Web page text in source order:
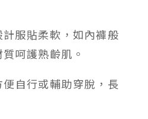
計服貼柔軟，如內褲般
呵護熟齡肌。
便自行或輔助穿脫，長